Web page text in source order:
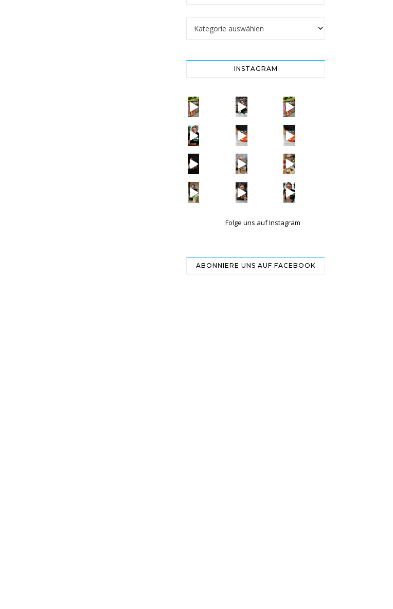
INSTAGRAM
Vorsicht! Eine Dell SCHOCK-STUDIE: Mehr Mikroplastik in Glasflaschen Vorsicht! Eine Dell
Erb Vorsicht: Fallt nicht auf Kinder-Gerichte rein! = BESSER?
Falsch gedacht!
W
| Werbung Wi
| Rezept
| W
Folge uns auf Instagram
ABONNIERE UNS AUF FACEBOOK